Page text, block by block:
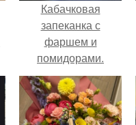
Кабачковая
запеканка с
фаршем и
помидорами.